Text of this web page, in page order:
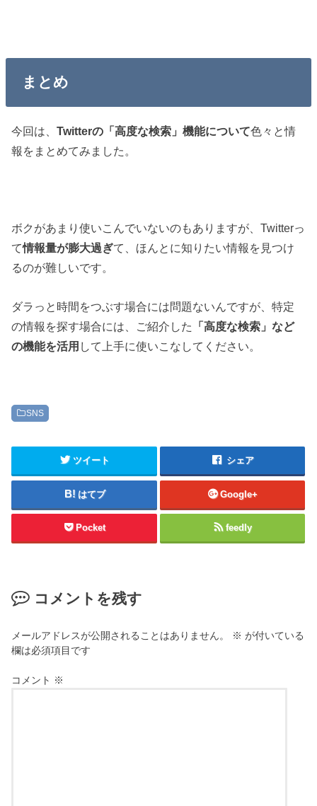
まとめ
今回は、Twitterの「高度な検索」機能について色々と情
報をまとめてみました。
ボクがあまり使いこんでいないのもありますが、Twitterっ
て情報量が膨大過ぎて、ほんとに知りたい情報を見つけ
るのが難しいです。
ダラっと時間をつぶす場合には問題ないんですが、特定
の情報を探す場合には、ご紹介した
「高度な検索」など
の機能を活用 して上手に使いこなしてください。
SNS
ツイート シェア
はてブ Google+
Pocket feedly
コメントを残す
メールアドレスが公開されることはありません。 ※ が付いている
欄は必須項目です
コメント ※